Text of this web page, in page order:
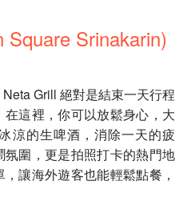
Srinakarin)
Grill 絕對是結束一天行程
這裡，你可以放鬆身心，大
涼的生啤酒，消除一天的疲
圍，更是拍照打卡的熱門地
讓海外遊客也能輕鬆點餐，